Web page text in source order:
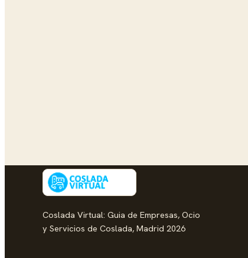
Coslada Virtual: Guia de Empresas, Ocio
y Servicios de Coslada, Madrid 2026